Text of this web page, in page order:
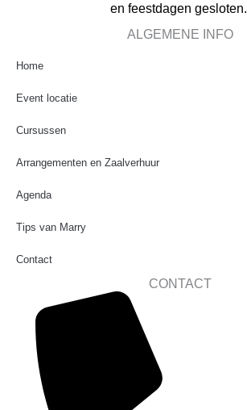
en feestdagen gesloten.
ALGEMENE INFO
Home
Event locatie
Cursussen
Arrangementen en Zaalverhuur
Agenda
Tips van Marry
Contact
CONTACT